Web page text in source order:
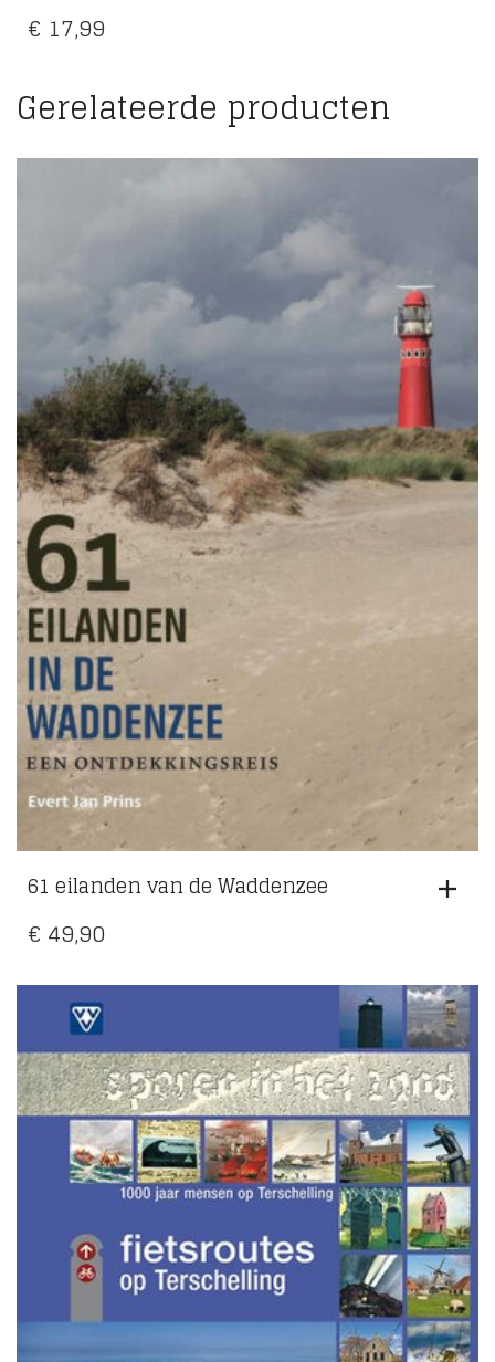
€ 17,99
Gerelateerde producten
61 eilanden van de Waddenzee
€ 49,90